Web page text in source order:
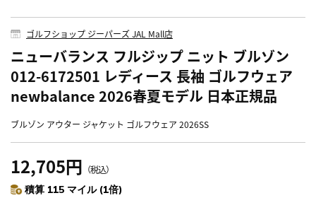
ゴルフショップ ジーパーズ JAL Mall店
ニューバランス フルジップ ニット ブルゾン
012-6172501 レディース 長袖 ゴルフウェア
newbalance 2026春夏モデル 日本正規品
ブルゾン アウター ジャケット ゴルフウェア 2026SS
12,705円 （税込）
積算 115 マイル (1倍)